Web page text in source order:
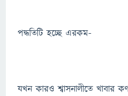
পদ্ধতিটি হচ্ছে এরকম-
যখন কারও শ্বাসনালীতে খাবার